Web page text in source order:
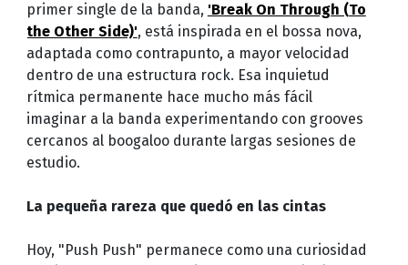
primer single de la banda, 'Break On Through (To
the Other Side)', está inspirada en el bossa nova,
adaptada como contrapunto, a mayor velocidad
dentro de una estructura rock. Esa inquietud
rítmica permanente hace mucho más fácil
imaginar a la banda experimentando con grooves
cercanos al boogaloo durante largas sesiones de
estudio.
La pequeña rareza que quedó en las cintas
Hoy, "Push Push" permanece como una curiosidad